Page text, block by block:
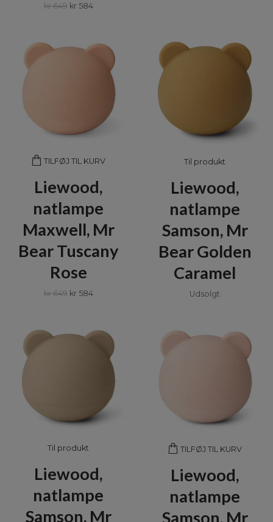
kr 649 kr 584
TILFØJ TIL KURV
Liewood,
natlampe
Maxwell, Mr
Bear Tuscany
Rose
kr 649 kr 584
Til produkt
Liewood,
natlampe
Samson, Mr
Bear Golden
Caramel
Udsolgt
Til produkt
Liewood,
natlampe
Samson, Mr
TILFØJ TIL KURV
Liewood,
natlampe
Samson, Mr